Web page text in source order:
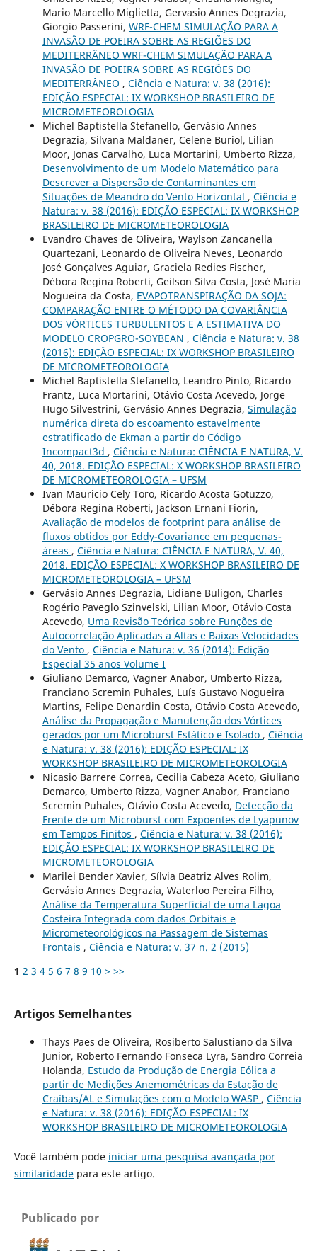
Mario Marcello Miglietta, Gervasio Annes Degrazia,
Giorgio Passerini, WRF-CHEM SIMULAÇÃO PARA A
INVASÃO DE POEIRA SOBRE AS REGIÕES DO
MEDITERRÂNEO WRF-CHEM SIMULAÇÃO PARA A
INVASÃO DE POEIRA SOBRE AS REGIÕES DO
MEDITERRÂNEO , Ciência e Natura: v. 38 (2016):
EDIÇÃO ESPECIAL: IX WORKSHOP BRASILEIRO DE
MICROMETEOROLOGIA
Michel Baptistella Stefanello, Gervásio Annes
Degrazia, Silvana Maldaner, Celene Buriol, Lilian
Moor, Jonas Carvalho, Luca Mortarini, Umberto Rizza,
Desenvolvimento de um Modelo Matemático para
Descrever a Dispersão de Contaminantes em
Situações de Meandro do Vento Horizontal , Ciência e
Natura: v. 38 (2016): EDIÇÃO ESPECIAL: IX WORKSHOP
BRASILEIRO DE MICROMETEOROLOGIA
Evandro Chaves de Oliveira, Waylson Zancanella
Quartezani, Leonardo de Oliveira Neves, Leonardo
José Gonçalves Aguiar, Graciela Redies Fischer,
Débora Regina Roberti, Geilson Silva Costa, José Maria
Nogueira da Costa, EVAPOTRANSPIRAÇÃO DA SOJA:
COMPARAÇÃO ENTRE O MÉTODO DA COVARIÂNCIA
DOS VÓRTICES TURBULENTOS E A ESTIMATIVA DO
MODELO CROPGRO-SOYBEAN , Ciência e Natura: v. 38
(2016): EDIÇÃO ESPECIAL: IX WORKSHOP BRASILEIRO
DE MICROMETEOROLOGIA
Michel Baptistella Stefanello, Leandro Pinto, Ricardo
Frantz, Luca Mortarini, Otávio Costa Acevedo, Jorge
Hugo Silvestrini, Gervásio Annes Degrazia, Simulação
numérica direta do escoamento estavelmente
estratificado de Ekman a partir do Código
Incompact3d , Ciência e Natura: CIÊNCIA E NATURA, V.
40, 2018. EDIÇÃO ESPECIAL: X WORKSHOP BRASILEIRO
DE MICROMETEOROLOGIA – UFSM
Ivan Mauricio Cely Toro, Ricardo Acosta Gotuzzo,
Débora Regina Roberti, Jackson Ernani Fiorin,
Avaliação de modelos de footprint para análise de
fluxos obtidos por Eddy-Covariance em pequenas-
áreas , Ciência e Natura: CIÊNCIA E NATURA, V. 40,
2018. EDIÇÃO ESPECIAL: X WORKSHOP BRASILEIRO DE
MICROMETEOROLOGIA – UFSM
Gervásio Annes Degrazia, Lidiane Buligon, Charles
Rogério Paveglo Szinvelski, Lilian Moor, Otávio Costa
Acevedo, Uma Revisão Teórica sobre Funções de
Autocorrelação Aplicadas a Altas e Baixas Velocidades
do Vento , Ciência e Natura: v. 36 (2014): Edição
Especial 35 anos Volume I
Giuliano Demarco, Vagner Anabor, Umberto Rizza,
Franciano Scremin Puhales, Luís Gustavo Nogueira
Martins, Felipe Denardin Costa, Otávio Costa Acevedo,
Análise da Propagação e Manutenção dos Vórtices
gerados por um Microburst Estático e Isolado , Ciência
e Natura: v. 38 (2016): EDIÇÃO ESPECIAL: IX
WORKSHOP BRASILEIRO DE MICROMETEOROLOGIA
Nicasio Barrere Correa, Cecilia Cabeza Aceto, Giuliano
Demarco, Umberto Rizza, Vagner Anabor, Franciano
Scremin Puhales, Otávio Costa Acevedo, Detecção da
Frente de um Microburst com Expoentes de Lyapunov
em Tempos Finitos , Ciência e Natura: v. 38 (2016):
EDIÇÃO ESPECIAL: IX WORKSHOP BRASILEIRO DE
MICROMETEOROLOGIA
Marilei Bender Xavier, Sílvia Beatriz Alves Rolim,
Gervásio Annes Degrazia, Waterloo Pereira Filho,
Análise da Temperatura Superficial de uma Lagoa
Costeira Integrada com dados Orbitais e
Micrometeorológicos na Passagem de Sistemas
Frontais , Ciência e Natura: v. 37 n. 2 (2015)
1 2 3 4 5 6 7 8 9 10 > >>
Artigos Semelhantes
Thays Paes de Oliveira, Rosiberto Salustiano da Silva
Junior, Roberto Fernando Fonseca Lyra, Sandro Correia
Holanda, Estudo da Produção de Energia Eólica a
partir de Medições Anemométricas da Estação de
Craíbas/AL e Simulações com o Modelo WASP , Ciência
e Natura: v. 38 (2016): EDIÇÃO ESPECIAL: IX
WORKSHOP BRASILEIRO DE MICROMETEOROLOGIA
Você também pode iniciar uma pesquisa avançada por
similaridadepara este artigo.
Publicado por